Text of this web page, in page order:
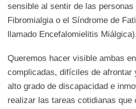
sensible al sentir de las personas
Fibromialgia o el Síndrome de
llamado Encefalomielitis
Queremos hacer visible ambas
complicadas, difíciles de afrontar
alto grado de discapacidad e
realizar las tareas cotidianas que